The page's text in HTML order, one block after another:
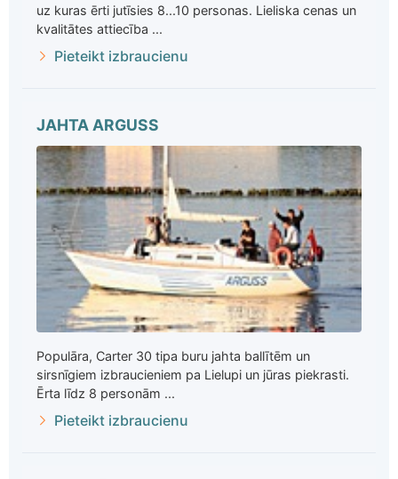
uz kuras ērti jutīsies 8...10 personas. Lieliska cenas un
kvalitātes attiecība ...
Pieteikt izbraucienu
JAHTA ARGUSS
Populāra, Carter 30 tipa buru jahta ballītēm un
sirsnīgiem izbraucieniem pa Lielupi un jūras piekrasti.
Ērta līdz 8 personām ...
Pieteikt izbraucienu